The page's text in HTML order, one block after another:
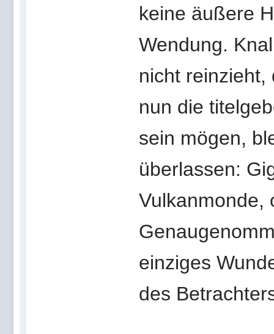
keine äußere
Wendung.
nicht reinzieht,
nun die
sein mögen,
überlassen:
Vulkanmonde,
einziges
des